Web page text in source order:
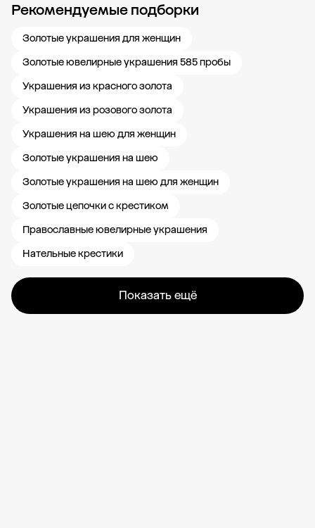
Рекомендуемые подборки
Золотые украшения для женщин
Золотые ювелирные украшения 585 пробы
Украшения из красного золота
Украшения из розового золота
Украшения на шею для женщин
Золотые украшения на шею
Золотые украшения на шею для женщин
Золотые цепочки с крестиком
Православные ювелирные украшения
Нательные крестики
Показать ещё
Новости компании Журнал ЗОЛОТОЙ Блог